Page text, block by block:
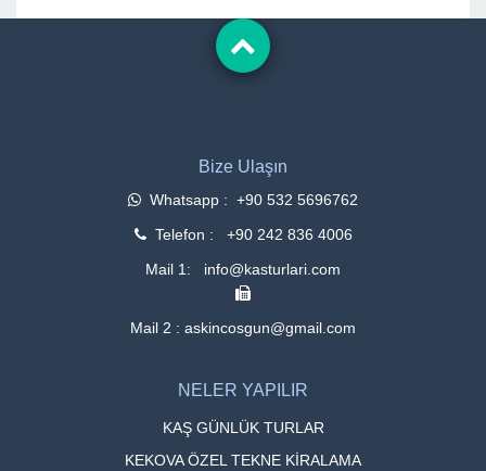
Bize Ulaşın
Whatsapp : +90 532 5696762
Telefon : +90 242 836 4006
Mail 1: info@kasturlari.com
Mail 2 : askincosgun@gmail.com
NELER YAPILIR
KAŞ GÜNLÜK TURLAR
KEKOVA ÖZEL TEKNE KİRALAMA